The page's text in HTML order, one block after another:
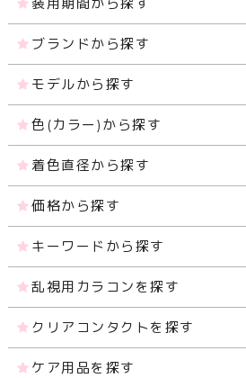
ブランドから探す
モデルから探す
色(カラー)から探す
着色直径から探す
価格から探す
キーワードから探す
乱視用カラコンを探す
クリアコンタクトを探す
ケア用品を探す